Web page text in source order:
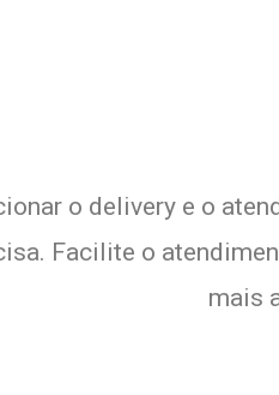
o delivery e o
Facilite o
mais